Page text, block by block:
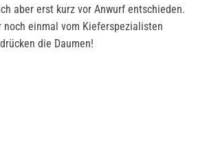
aber erst kurz vor Anwurf entschieden.
noch einmal vom Kieferspezialisten
die Daumen!